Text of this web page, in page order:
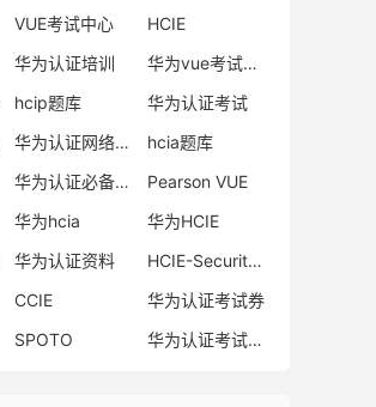
VUE考试中心
HCIE
华为认证培训
华为vue考试中心
hcip题库
华为认证考试
华为认证网络工程师
hcia题库
华为认证必备电子书系列
Pearson VUE
华为hcia
华为HCIE
华为认证资料
HCIE-Security备考指南
CCIE
华为认证考试券
SPOTO 华为认证考试费用